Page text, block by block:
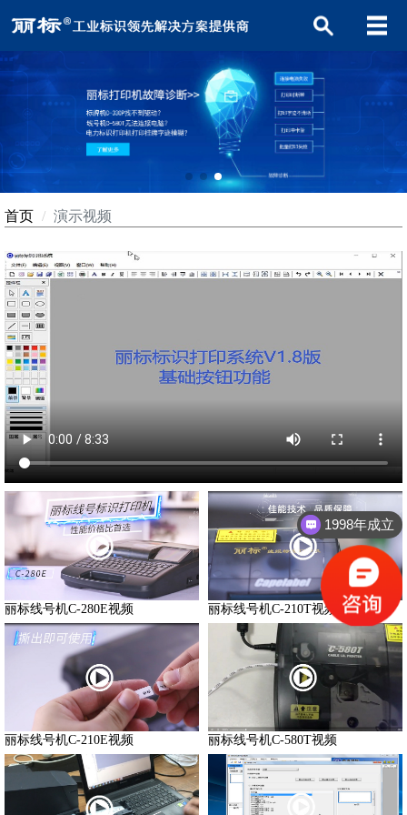
首页 演示视频
丽标线号机C-280E视频 丽标线号机C-210T视频
丽标线号机C-210E视频 丽标线号机C-580T视频
1998年成立
一站式标识解决方案